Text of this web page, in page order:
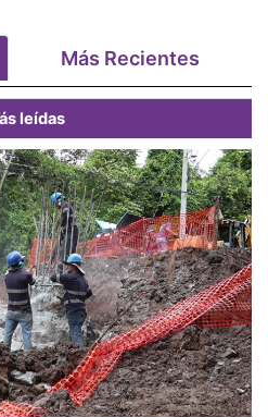
Más Recientes
leídas